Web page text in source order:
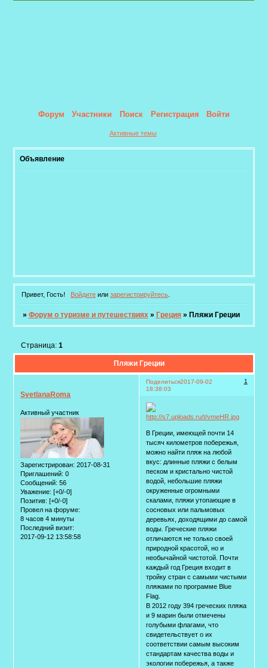
Форум Участники Поиск Регистрация Войти
Активные темы
Объявление
Привет, Гость! Войдитеили зарегистрируйтесь.
» Форум о туризме и путешествиях » Греция » Пляжи Греции
Пляжи Греции
Страница: 1
Поделиться 1
2017-09-02
18:38:03
SvetlanaRoma
Активный участник
Зарегистрирован: 2017-08-31
Приглашений: 0
Сообщений: 56
Уважение: [+0/-0]
Позитив: [+0/-0]
Провел на форуме:
8 часов 4 минуты
Последний визит:
2017-09-12 13:58:58
В Греции, имеющей почти 14
тысяч километров побережья,
можно найти пляж на любой
вкус: длинные пляжи с белым
песком и кристально чистой
водой, небольшие пляжи
окруженные огромными
скалами, пляжи утопающие в
сосновых или пальмовых
деревьях, доходящими до самой
воды. Греческие пляжи
отличаются не только своей
природной красотой, но и
необычайной чистотой. Почти
каждый год Греция входит в
тройку стран с самыми чистыми
пляжами по программе Blue
Flag.
В 2012 году 394 греческих пляжа
и 9 марин были отмечены
голубыми флагами, что
свидетельствует о их
соответствии самым высоким
стандартам качества воды и
экологии побережья, а также